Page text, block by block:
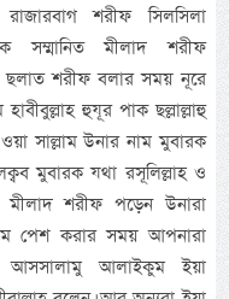
শরীফ সিলসিলা
সম্মানিত মীলাদ শরীফ
ছলাত শরীফ বলার সময় নূরে
হুযূর পাক ছল্লাল্লাহু
সাল্লাম উনার নাম মুবারক
মুবারক যথা রসূলিল্লাহ ও
মীলাদ শরীফ পড়েন উনারা
পেশ করার সময় আপনারা
আসসালামু আলাইকুম ইয়া